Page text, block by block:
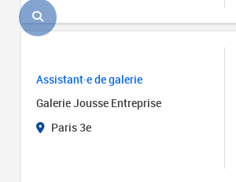
Assistant·e de galerie
Galerie Jousse Entreprise
Paris 3e